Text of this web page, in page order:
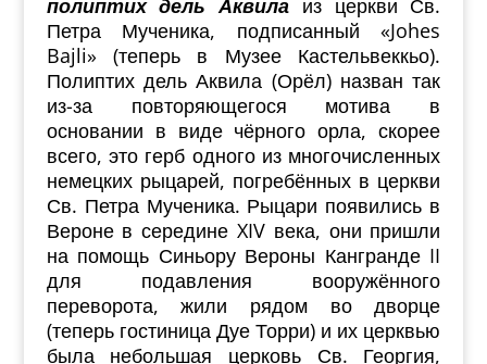
Петра Мученика, подписанный «Johes
Bajli» (теперь в Музее Кастельвеккьо).
Полиптих дель Аквила (Орёл) назван так
из-за повторяющегося мотива в
основании в виде чёрного орла, скорее
всего, это герб одного из многочисленных
немецких рыцарей, погребённых в церкви
Св. Петра Мученика. Рыцари появились в
Вероне в середине XIV века, они пришли
на помощь Синьору Вероны Кангранде II
для подавления вооружённого
переворота, жили рядом во дворце
(теперь гостиница Дуе Торри) и их церквью
была небольшая церковь Св. Георгия,